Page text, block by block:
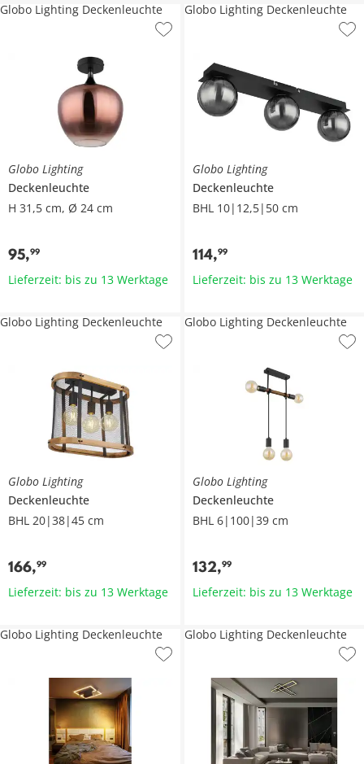
Globo Lighting
Deckenleuchte
H 31,5 cm, Ø 24 cm
95,99
Globo Lighting Deckenleuchte
Lieferzeit: bis zu 13 Werktage
Globo Lighting
Deckenleuchte
BHL 10|12,5|50 cm
114,99
Globo Lighting Deckenleuchte
Lieferzeit: bis zu 13 Werktage
Globo Lighting
Deckenleuchte
BHL 20|38|45 cm
166,99
Globo Lighting Deckenleuchte
Lieferzeit: bis zu 13 Werktage
Globo Lighting
Deckenleuchte
BHL 6|100|39 cm
132,99
Globo Lighting Deckenleuchte
Lieferzeit: bis zu 13 Werktage
Globo Lighting Deckenleuchte Globo Lighting Deckenleuchte